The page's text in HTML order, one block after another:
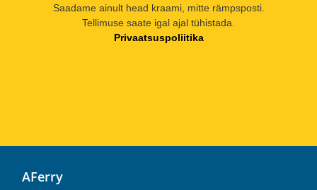
Saadame ainult head kraami, mitte rämpsposti.
Tellimuse saate igal ajal tühistada.
Privaatsuspoliitika
AFerry